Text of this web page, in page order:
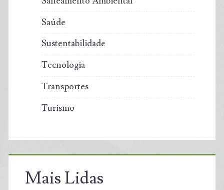
Saúde
Sustentabilidade
Tecnologia
Transportes
Turismo
Mais Lidas